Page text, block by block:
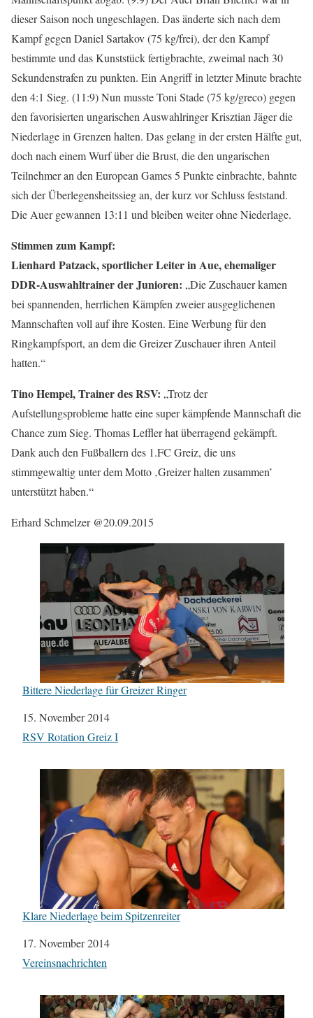
dieser Saison noch ungeschlagen. Das änderte sich nach dem
Kampf gegen Daniel Sartakov (75 kg/frei), der den Kampf
bestimmte und das Kunststück fertigbrachte, zweimal nach 30
Sekundenstrafen zu punkten. Ein Angriff in letzter Minute brachte
den 4:1 Sieg. (11:9) Nun musste Toni Stade (75 kg/greco) gegen
den favorisierten ungarischen Auswahlringer Krisztian Jäger die
Niederlage in Grenzen halten. Das gelang in der ersten Hälfte gut,
doch nach einem Wurf über die Brust, die den ungarischen
Teilnehmer an den European Games 5 Punkte einbrachte, bahnte
sich der Überlegensheitssieg an, der kurz vor Schluss feststand.
Die Auer gewannen 13:11 und bleiben weiter ohne Niederlage.
Stimmen zum Kampf:
Lienhard Patzack, sportlicher Leiter in Aue, ehemaliger
DDR-Auswahltrainer der Junioren: „Die Zuschauer kamen
bei spannenden, herrlichen Kämpfen zweier ausgeglichenen
Mannschaften voll auf ihre Kosten. Eine Werbung für den
Ringkampfsport, an dem die Greizer Zuschauer ihren Anteil
hatten.“
Tino Hempel, Trainer des RSV: „Trotz der
Aufstellungsprobleme hatte eine super kämpfende Mannschaft die
Chance zum Sieg. Thomas Leffler hat überragend gekämpft.
Dank auch den Fußballern des 1.FC Greiz, die uns
stimmgewaltig unter dem Motto ‚Greizer halten zusammen’
unterstützt haben.“
Erhard Schmelzer @20.09.2015
Bittere Niederlage für Greizer Ringer
Datum
15. November 2014
In Bezug auf
RSV Rotation Greiz I
Klare Niederlage beim Spitzenreiter
Datum
17. November 2014
In Bezug auf
Vereinsnachrichten